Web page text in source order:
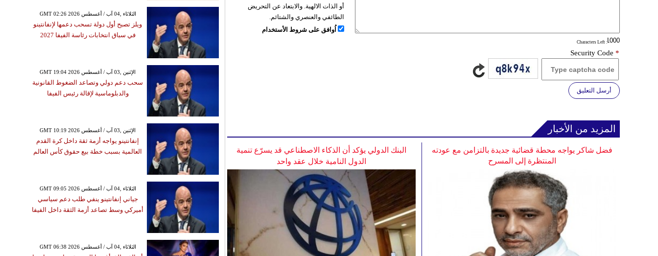
: Characters Left
أو الذات الالهية. والابتعاد عن التحريض
الطائفي والعنصري والشتائم.
اُوافق على شروط الأستخدام
Security Code *
أرسل التعليق
المزيد من الأخبار
البنك الدولي يؤكد أن الذكاء الاصطناعي قد يسرّع تنمية
الدول النامية خلال عقد واحد
فضل شاكر يواجه محطة قضائية جديدة بالتزامن مع عودته
المنتظرة إلى المسرح
GMT 02:26 2026 الثلاثاء ,04 آب / أغسطس
ويلز تصبح أول دولة تسحب دعمها لإنفانتينو
في سباق انتخابات رئاسة الفيفا 2027
GMT 19:04 2026 الإثنين ,03 آب / أغسطس
سحب دعم دولي وتصاعد الضغوط القانونية
والدبلوماسية لإقالة رئيس الفيفا
GMT 10:19 2026 الإثنين ,03 آب / أغسطس
إنفانتينو يواجه أزمة ثقة داخل كرة القدم
العالمية بسبب خطة بيع حقوق كأس العالم
GMT 09:05 2026 الثلاثاء ,04 آب / أغسطس
جياني إنفانتينو ينفي طلب دعم سياسي
أميركي وسط تصاعد أزمة الثقة داخل الفيفا
GMT 06:38 2026 الثلاثاء ,04 آب / أغسطس